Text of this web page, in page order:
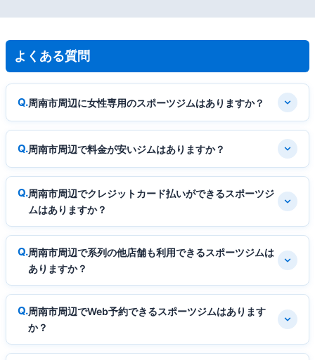
よくある質問
周南市周辺に女性専用のスポーツジムはありますか？
周南市周辺で料金が安いジムはありますか？
周南市周辺でクレジットカード払いができるスポーツジ
ムはありますか？
周南市周辺で系列の他店舗も利用できるスポーツジムは
ありますか？
周南市周辺でWeb予約できるスポーツジムはあります
か？